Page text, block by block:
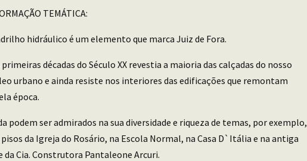
TEMÁTICA:
hidráulico é um elemento que marca Juiz de Fora.
primeiras décadas do Século XX revestia a maioria das calçadas do nosso
urbano e ainda resiste nos interiores das edificações que remontam
época.
podem ser admirados na sua diversidade e riqueza de temas, por exemplo,
da Igreja do Rosário, na Escola Normal, na Casa D`Itália e na antiga
da Cia. Construtora Pantaleone Arcuri.